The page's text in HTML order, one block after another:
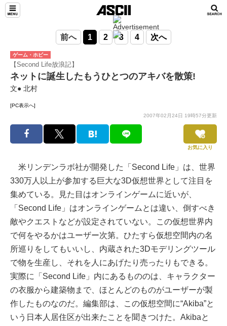
前へ 1 2 3 4 次へ
ゲーム・ホビー
【Second Life放浪記】
ネットに誕生したもうひとつのアキバを散策!
文● 北村
[PC表示へ]
2007年02月24日 19時57分更新
お気に入り
米リンデンラボ社が開発した「Second Life」は、世界
330万人以上が参加する巨大な3D仮想世界として注目を
集めている。見た目はオンラインゲームに近いが、
「Second Life」はオンラインゲームとは違い、倒すべき
敵やクエストなどが設定されていない。この仮想世界内
で何をやるかはユーザー次第。ひたすら仮想空間内の名
所巡りをしてもいいし、内蔵された3Dモデリングツール
で物を生産し、それを人にあげたり売ったりもできる。
実際に「Second Life」内にあるもののは、キャラクター
の衣服から建築物まで、ほとんどのものがユーザーが製
作したものなのだ。編集部は、この仮想空間に“Akiba”と
いう日本人居住区が出来たことを聞きつけた。Akibaと